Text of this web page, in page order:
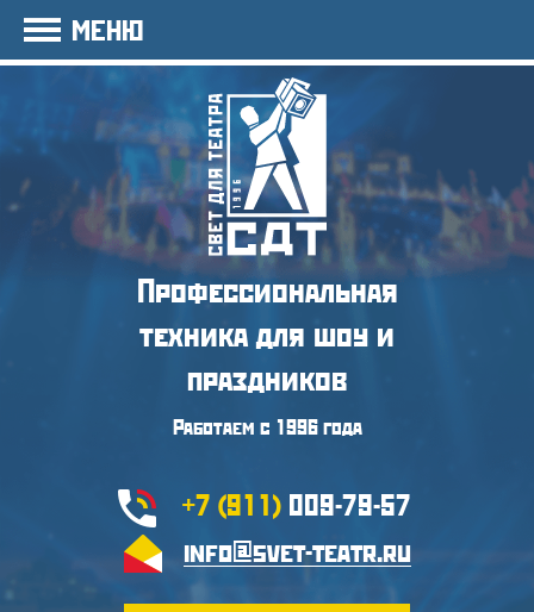
Профессиональная
техника для шоу и
праздников
Работаем с 1996 года
+7 (911) 009-79-57
info@svet-teatr.ru
МЕНЮ